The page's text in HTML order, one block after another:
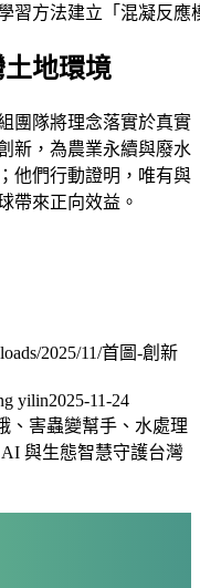
習方法建立「混凝反
地環境
團隊將理念落實於真實
新，為農業永續與廢水
他們行動證明，唯有與
帶來正向效益。
2025/11/首圖-創新
yilin2025-11-24
、害蟲變幫手、水處理
與生態智慧守護台灣